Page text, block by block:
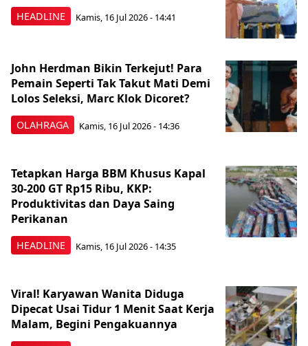
HEADLINE Kamis, 16 Jul 2026 - 14:41
OLAHRAGA
John Herdman Bikin Terkejut! Para
Pemain Seperti Tak Takut Mati Demi
Lolos Seleksi, Marc Klok Dicoret?
Kamis, 16 Jul 2026 - 14:36
HEADLINE
Tetapkan Harga BBM Khusus Kapal
30-200 GT Rp15 Ribu, KKP:
Produktivitas dan Daya Saing
Perikanan
Kamis, 16 Jul 2026 - 14:35
Viral! Karyawan Wanita Diduga
Dipecat Usai Tidur 1 Menit Saat Kerja
Malam, Begini Pengakuannya